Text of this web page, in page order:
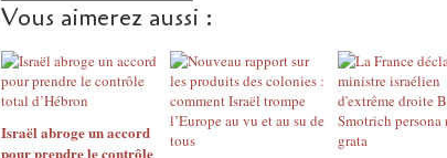
Vous aimerez aussi :
Israël abroge un accord
pour prendre le contrôle